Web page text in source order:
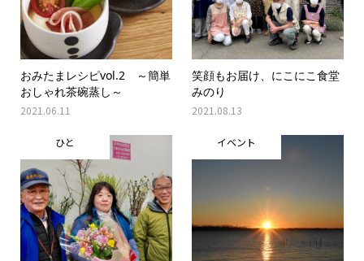
おみたまレシピvol.2 ～簡単
おしゃれ茶碗蒸し～
2021.06.11
笑顔もお届け、にこにこ食堂
みのり
2021.08.13
ひと イベント